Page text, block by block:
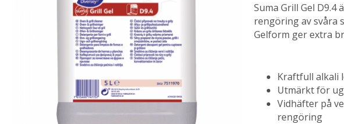
Suma Grill Gel
rengöring av svåra
Gelform ger extra
Kraftfull alkali
Utmärkt för
Vidhäfter på
rengöring